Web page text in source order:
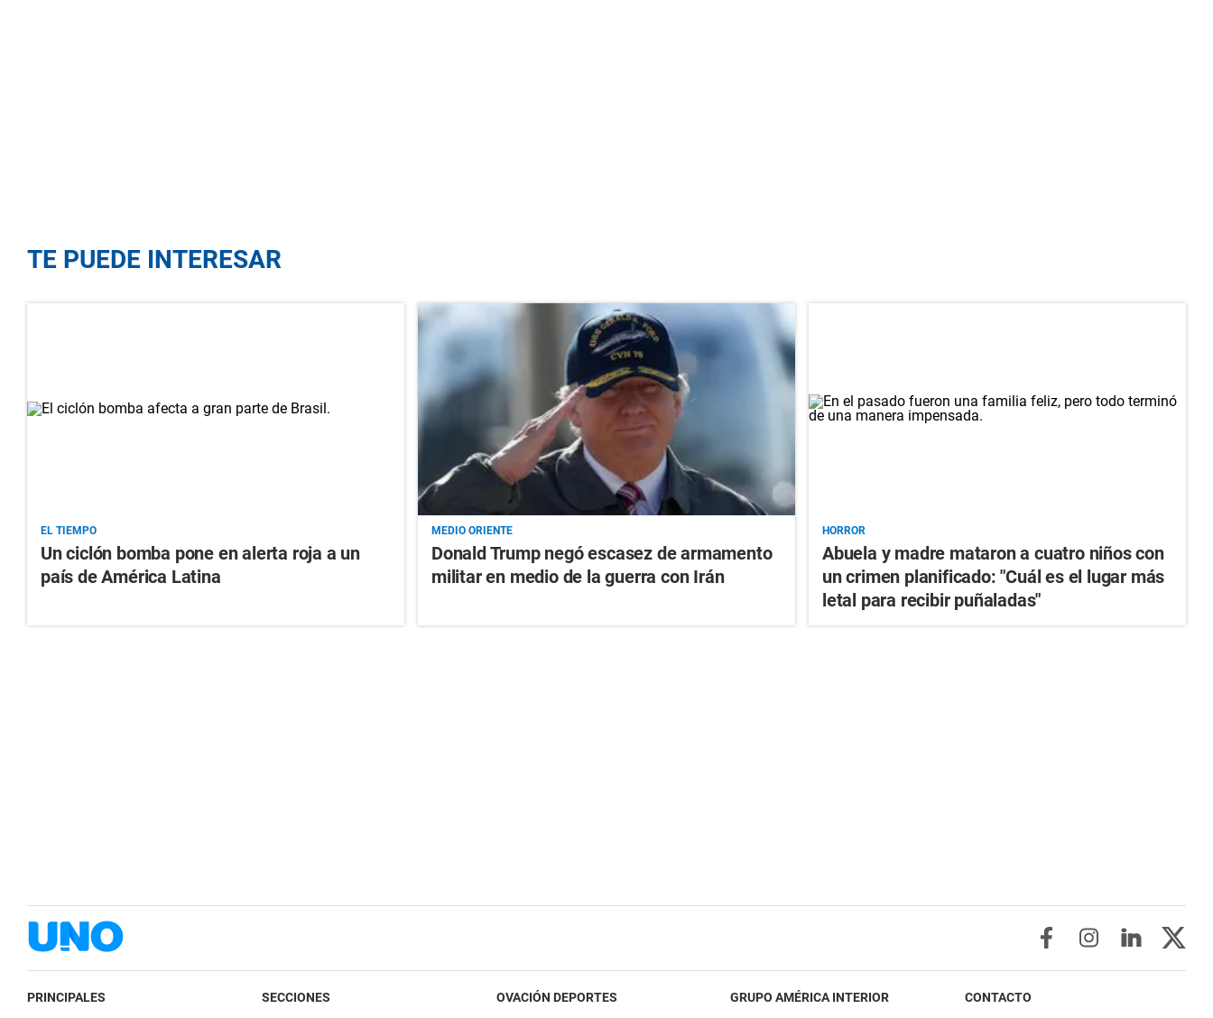
TE PUEDE INTERESAR
EL TIEMPO
Un ciclón bomba pone en alerta roja a un
país de América Latina
MEDIO ORIENTE
Donald Trump negó escasez de armamento
militar en medio de la guerra con Irán
HORROR
Abuela y madre mataron a cuatro niños con
un crimen planificado: "Cuál es el lugar más
letal para recibir puñaladas"
PRINCIPALES SECCIONES OVACIÓN DEPORTES GRUPO AMÉRICA INTERIOR CONTACTO